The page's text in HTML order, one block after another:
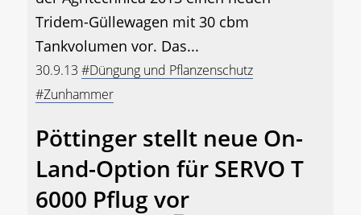
Tridem-Güllewagen mit 30 cbm
Tankvolumen vor. Das...
30.9.13 #Düngung und Pflanzenschutz
#Zunhammer
Pöttinger stellt neue On-
Land-Option für SERVO T
6000 Pflug vor